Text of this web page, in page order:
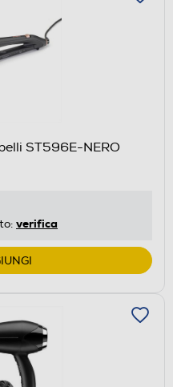
ST596E-NERO
verifica